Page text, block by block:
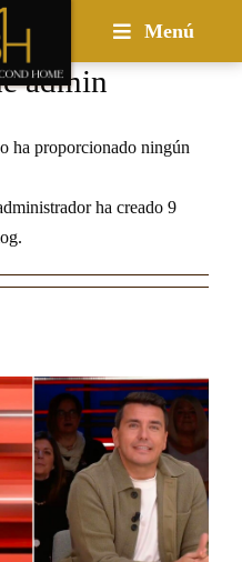
Menú
admin
ha proporcionado ningún
ha creado 9